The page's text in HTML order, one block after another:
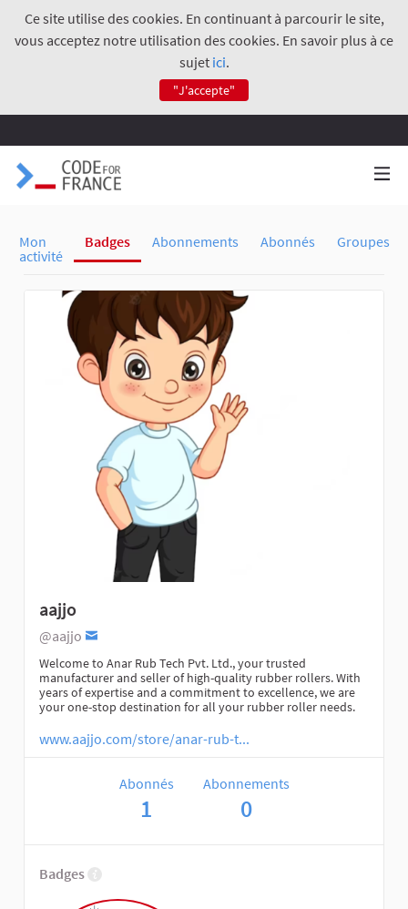
Ce site utilise des cookies. En continuant à parcourir le site,
vous acceptez notre utilisation des cookies. En savoir plus à ce
sujet ici.
"J'accepte"
Mon
activité
Badges Abonnements Abonnés Groupes
aajjo
@aajjo
Welcome to Anar Rub Tech Pvt. Ltd., your trusted
manufacturer and seller of high-quality rubber rollers. With
years of expertise and a commitment to excellence, we are
your one-stop destination for all your rubber roller needs.
www.aajjo.com/store/anar-rub-t...
Abonnés
1
Abonnements
0
Badges